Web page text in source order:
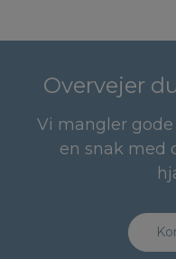
Overvejer
Vi mangler
en snak med